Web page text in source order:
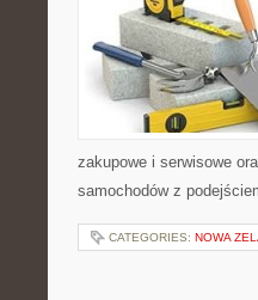
zakupowe i serwisowe
samochodów z
CATEGORIES: NOWA